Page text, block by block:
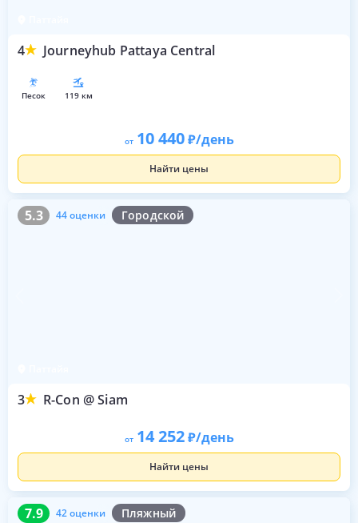
4 Journeyhub Pattaya Central
песок 119 км
от 10 440 /день
Найти цены
5.3 44 оценки Городской
3 R-Con @ Siam
5.3 44 оценки
от 14 252 /день
Найти цены
7.9 42 оценки Пляжный
7.9 42 оценки